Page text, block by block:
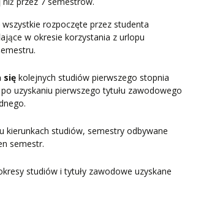
wszystkie rozpoczęte przez studenta
w okresie korzystania z urlopu
się kolejnych studiów pierwszego stopnia
uzyskaniu pierwszego tytułu zawodowego
kierunkach studiów, semestry odbywane
semestr.
studiów i tytuły zawodowe uzyskane